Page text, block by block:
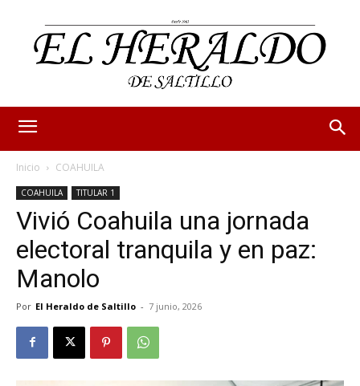
Inicio COAHUILA
COAHUILA TITULAR 1
Vivió Coahuila una jornada
electoral tranquila y en paz:
Manolo
Por El Heraldo de Saltillo - 7 junio, 2026